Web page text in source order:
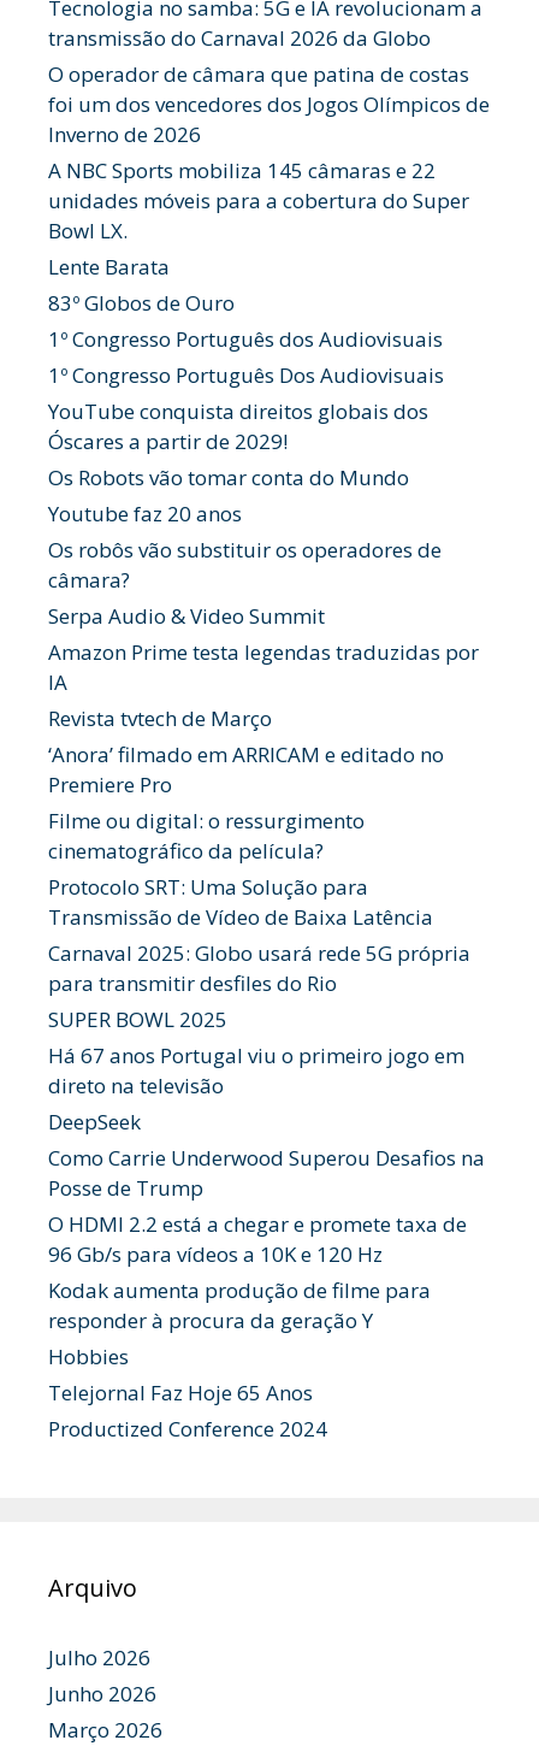
Tecnologia no samba: 5G e IA revolucionam a
transmissão do Carnaval 2026 da Globo
O operador de câmara que patina de costas
foi um dos vencedores dos Jogos Olímpicos de
Inverno de 2026
A NBC Sports mobiliza 145 câmaras e 22
unidades móveis para a cobertura do Super
Bowl LX.
Lente Barata
83º Globos de Ouro
1º Congresso Português dos Audiovisuais
1º Congresso Português Dos Audiovisuais
YouTube conquista direitos globais dos
Óscares a partir de 2029!
Os Robots vão tomar conta do Mundo
Youtube faz 20 anos
Os robôs vão substituir os operadores de
câmara?
Serpa Audio & Video Summit
Amazon Prime testa legendas traduzidas por
IA
Revista tvtech de Março
‘Anora’ filmado em ARRICAM e editado no
Premiere Pro
Filme ou digital: o ressurgimento
cinematográfico da película?
Protocolo SRT: Uma Solução para
Transmissão de Vídeo de Baixa Latência
Carnaval 2025: Globo usará rede 5G própria
para transmitir desfiles do Rio
SUPER BOWL 2025
Há 67 anos Portugal viu o primeiro jogo em
direto na televisão
DeepSeek
Como Carrie Underwood Superou Desafios na
Posse de Trump
O HDMI 2.2 está a chegar e promete taxa de
96 Gb/s para vídeos a 10K e 120 Hz
Kodak aumenta produção de filme para
responder à procura da geração Y
Hobbies
Telejornal Faz Hoje 65 Anos
Productized Conference 2024
Arquivo
Julho 2026
Junho 2026
Março 2026